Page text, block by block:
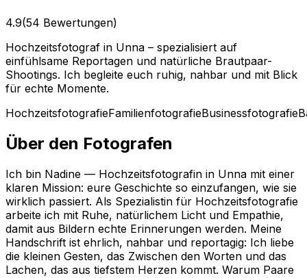
4.9(54 Bewertungen)
Hochzeitsfotograf in Unna – spezialisiert auf
einfühlsame Reportagen und natürliche Brautpaar-
Shootings. Ich begleite euch ruhig, nahbar und mit Blick
für echte Momente.
HochzeitsfotografieFamilienfotografieBusinessfotografie
Über den Fotografen
Ich bin Nadine — Hochzeitsfotografin in Unna mit einer
klaren Mission: eure Geschichte so einzufangen, wie sie
wirklich passiert. Als Spezialistin für Hochzeitsfotografie
arbeite ich mit Ruhe, natürlichem Licht und Empathie,
damit aus Bildern echte Erinnerungen werden. Meine
Handschrift ist ehrlich, nahbar und reportagig: Ich liebe
die kleinen Gesten, das Zwischen den Worten und das
Lachen, das aus tiefstem Herzen kommt. Warum Paare